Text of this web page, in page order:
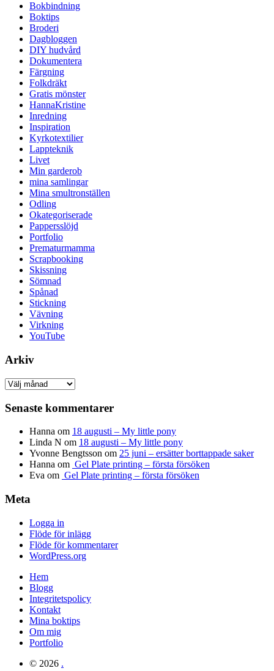
Bokbindning
Boktips
Broderi
Dagbloggen
DIY hudvård
Dokumentera
Färgning
Folkdräkt
Gratis mönster
HannaKristine
Inredning
Inspiration
Kyrkotextilier
Lappteknik
Livet
Min garderob
mina samlingar
Mina smultronställen
Odling
Okategoriserade
Pappersslöjd
Portfolio
Prematurmamma
Scrapbooking
Skissning
Sömnad
Spånad
Stickning
Vävning
Virkning
YouTube
Arkiv
Arkiv
Senaste kommentarer
Hanna om 18 augusti – My little pony
Linda N om 18 augusti – My little pony
Yvonne Bengtsson om 25 juni – ersätter borttappade saker
Hanna om Gel Plate printing – första försöken
Eva om Gel Plate printing – första försöken
Meta
Logga in
Flöde för inlägg
Flöde för kommentarer
WordPress.org
Hem
Blogg
Integritetspolicy
Kontakt
Mina boktips
Om mig
Portfolio
© 2026 .